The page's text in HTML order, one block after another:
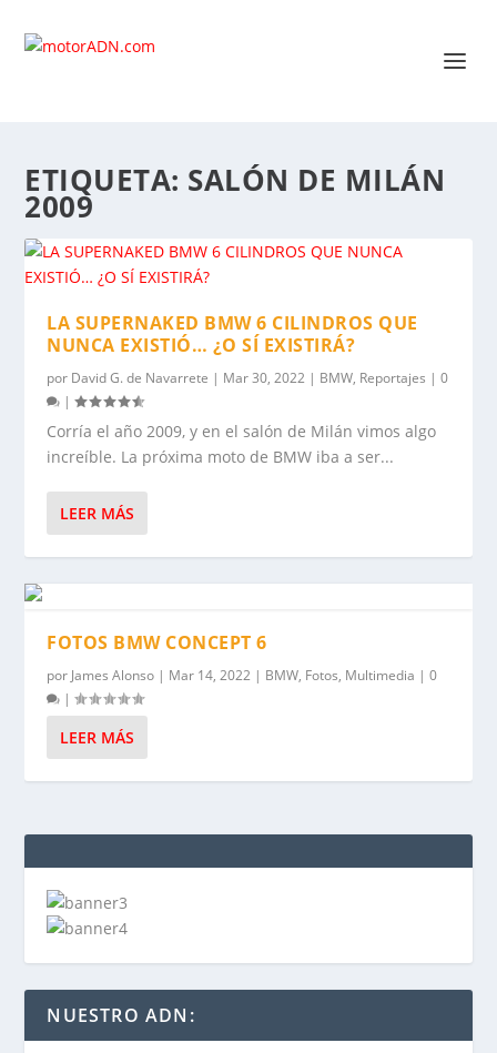
ETIQUETA: SALÓN DE MILÁN
2009
LA SUPERNAKED BMW 6 CILINDROS QUE
NUNCA EXISTIÓ… ¿O SÍ EXISTIRÁ?
por David G. de Navarrete | Mar 30, 2022 | BMW, Reportajes |0
|
Corría el año 2009, y en el salón de Milán vimos algo
increíble. La próxima moto de BMW iba a ser...
LEER MÁS
FOTOS BMW CONCEPT 6
por James Alonso | Mar 14, 2022 | BMW, Fotos, Multimedia |0
|
LEER MÁS
NUESTRO ADN: